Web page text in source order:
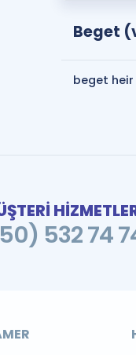
Beget
beget heir
532 74